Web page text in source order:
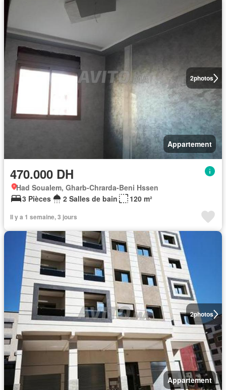
2photos
Appartement
470.000 DH
Had Soualem, Gharb-Chrarda-Beni Hssen
3 Pièces
2 Salles de bain 120 m²
Il y a 1 semaine, 3 jours
2photos
Appartement